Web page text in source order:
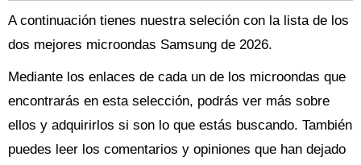
A continuación tienes nuestra seleción con la lista de los
dos mejores microondas Samsung de 2026.
Mediante los enlaces de cada un de los microondas que
encontrarás en esta selección, podrás ver más sobre
ellos y adquirirlos si son lo que estás buscando. También
puedes leer los comentarios y opiniones que han dejado